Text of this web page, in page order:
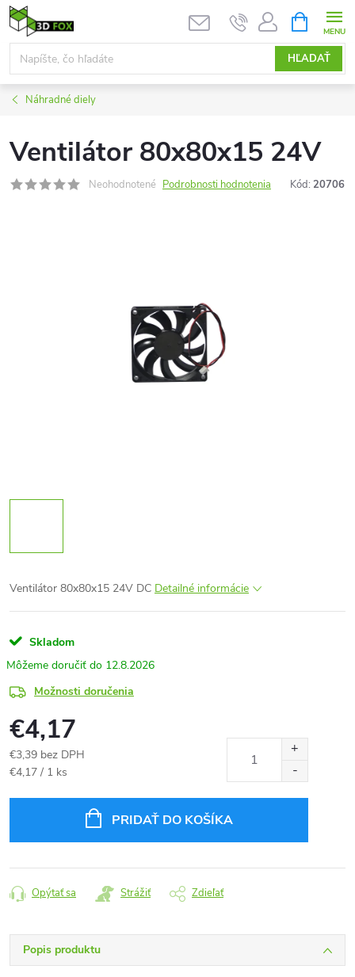
Prejsť
na
obsah
HĽADAŤ
KOŠÍK
Náhradné diely
Ventilátor 80x80x15 24V
Neohodnotené Podrobnosti hodnotenia Kód: 20706
Ventilátor 80x80x15 24V DC Detailné informácie
Skladom
12.8.2026
Možnosti doručenia
€4,17
€3,39 bez DPH
Jednotková
€4,17 / 1 ks
PRIDAŤ DO KOŠÍKA
Opýtať sa Strážiť Zdieľať
Popis produktu